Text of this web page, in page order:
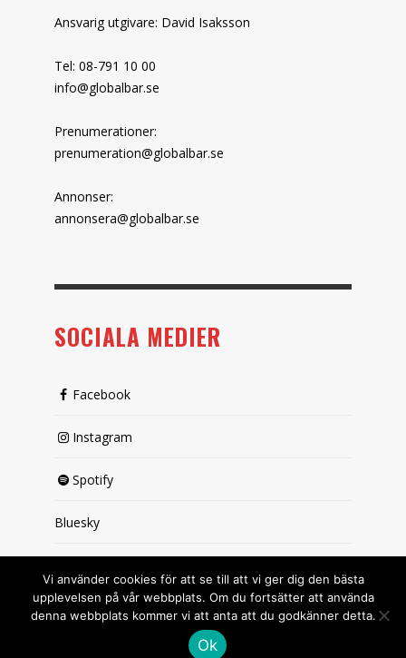
Ansvarig utgivare: David Isaksson
Tel: 08-791 10 00
info@globalbar.se
Prenumerationer:
prenumeration@globalbar.se
Annonser:
annonsera@globalbar.se
SOCIALA MEDIER
Facebook
Instagram
Spotify
Bluesky
Vi använder cookies för att se till att vi ger dig den bästa
upplevelsen på vår webbplats. Om du fortsätter att använda
denna webbplats kommer vi att anta att du godkänner detta.
Ok